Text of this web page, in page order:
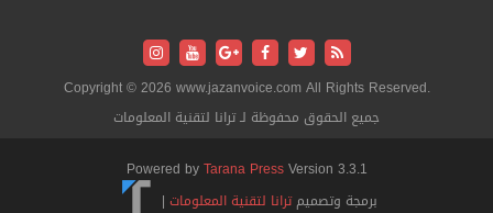
Copyright © 2026 www.jazanvoice.com All Rights Reserved.
جميع الحقوق محفوظة لـ ترانا لتقنية المعلومات
Powered byTarana PressVersion 3.3.1
برمجة وتصميمترانا لتقنية المعلومات |